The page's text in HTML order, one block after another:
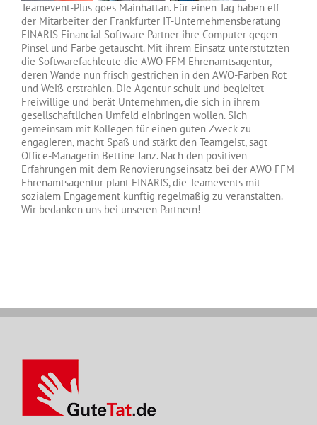
Teamevent-Plus goes Mainhattan. Für einen Tag haben elf
der Mitarbeiter der Frankfurter IT-Unternehmensberatung
FINARIS Financial Software Partner ihre Computer gegen
Pinsel und Farbe getauscht. Mit ihrem Einsatz unterstützten
die Softwarefachleute die AWO FFM Ehrenamtsagentur,
deren Wände nun frisch gestrichen in den AWO-Farben Rot
und Weiß erstrahlen. Die Agentur schult und begleitet
Freiwillige und berät Unternehmen, die sich in ihrem
gesellschaftlichen Umfeld einbringen wollen. Sich
gemeinsam mit Kollegen für einen guten Zweck zu
engagieren, macht Spaß und stärkt den Teamgeist, sagt
Office-Managerin Bettine Janz. Nach den positiven
Erfahrungen mit dem Renovierungseinsatz bei der AWO FFM
Ehrenamtsagentur plant FINARIS, die Teamevents mit
sozialem Engagement künftig regelmäßig zu veranstalten.
Wir bedanken uns bei unseren Partnern!